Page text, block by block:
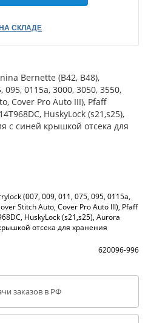
СКЛАДЕ
Bernette (B42, B48),
0115a, 3000, 3050, 3550,
Cover Pro Auto III), Pfaff
HuskyLock (s21,s25),
с синей крышкой отсека для
(007, 009, 011, 075, 095, 0115a,
Stitch Auto, Cover Pro Auto III), Pfaff
HuskyLock (s21,s25), Aurora
отсека для хранения
620096-996
заказов в РФ